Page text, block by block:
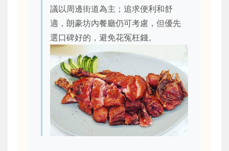
議以周邊街道為主；追求便利和舒
適，朗豪坊內餐廳仍可考慮，但優先
選口碑好的，避免花冤枉錢。